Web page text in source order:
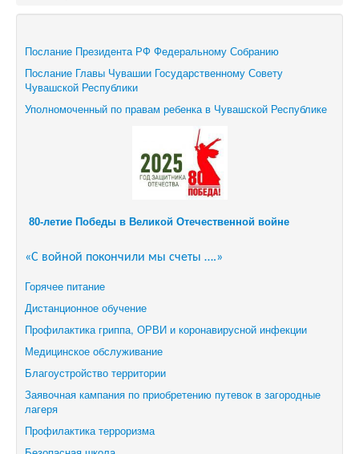
Послание Президента РФ Федеральному Собранию
Послание Главы Чувашии Государственному Совету
Чувашской Республики
Уполномоченный по правам ребенка в Чувашской Республике
80-летие Победы в Великой Отечественной войне
«С войной покончили мы счеты ….»
Горячее питание
Дистанционное обучение
Профилактика гриппа, ОРВИ и коронавирусной инфекции
Медицинское обслуживание
Благоустройство территории
Заявочная кампания по приобретению путевок в загородные
лагеря
Профилактика терроризма